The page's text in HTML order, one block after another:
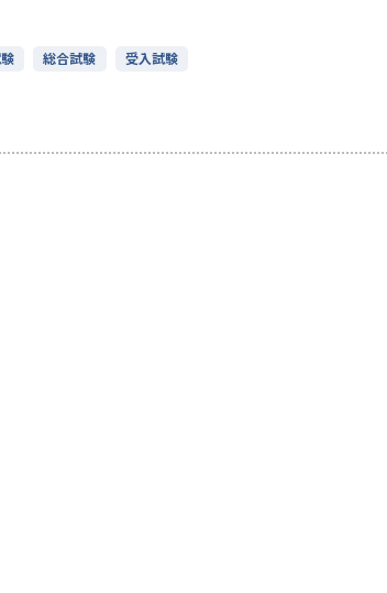
総合試験
受入試験